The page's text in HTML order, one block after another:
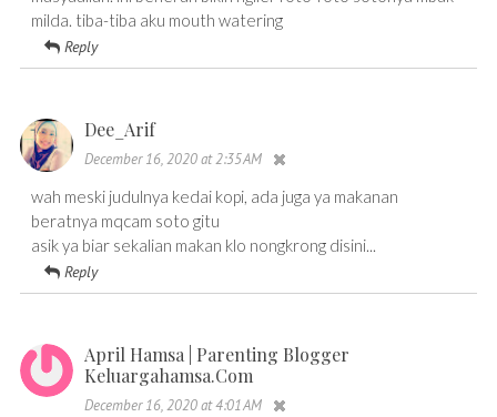
milda. tiba-tiba aku mouth watering
Reply
Dee_Arif
December 16, 2020 at 2:35 AM
wah meski judulnya kedai kopi, ada juga ya makanan
beratnya mqcam soto gitu
asik ya biar sekalian makan klo nongkrong disini...
Reply
April Hamsa | Parenting Blogger
Keluargahamsa.com
December 16, 2020 at 4:01 AM